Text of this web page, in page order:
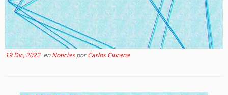
19 Dic, 2022enNoticiasporCarlos Ciurana